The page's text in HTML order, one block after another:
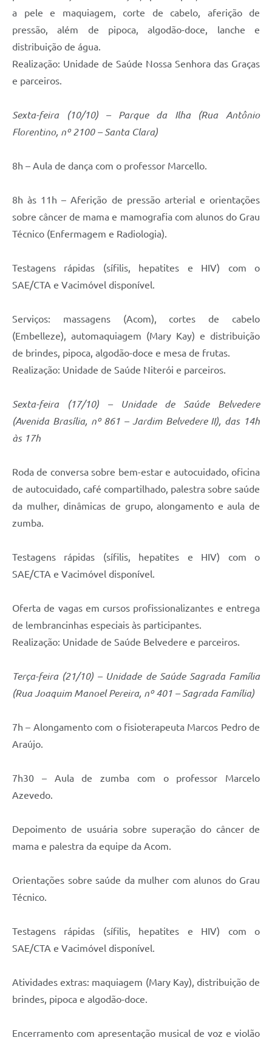
a pele e maquiagem, corte de cabelo, aferição de
pressão, além de pipoca, algodão-doce, lanche e
distribuição de água.
Realização: Unidade de Saúde Nossa Senhora das Graças
e parceiros.
Sexta-feira (10/10) – Parque da Ilha (Rua Antônio
Florentino, nº 2100 – Santa Clara)
8h – Aula de dança com o professor Marcello.
8h às 11h – Aferição de pressão arterial e orientações
sobre câncer de mama e mamografia com alunos do Grau
Técnico (Enfermagem e Radiologia).
Testagens rápidas (sífilis, hepatites e HIV) com o
SAE/CTA e Vacimóvel disponível.
Serviços: massagens (Acom), cortes de cabelo
(Embelleze), automaquiagem (Mary Kay) e distribuição
de brindes, pipoca, algodão-doce e mesa de frutas.
Realização: Unidade de Saúde Niterói e parceiros.
Sexta-feira (17/10) – Unidade de Saúde Belvedere
(Avenida Brasília, nº 861 – Jardim Belvedere II), das 14h
às 17h
Roda de conversa sobre bem-estar e autocuidado, oficina
de autocuidado, café compartilhado, palestra sobre saúde
da mulher, dinâmicas de grupo, alongamento e aula de
zumba.
Testagens rápidas (sífilis, hepatites e HIV) com o
SAE/CTA e Vacimóvel disponível.
Oferta de vagas em cursos profissionalizantes e entrega
de lembrancinhas especiais às participantes.
Realização: Unidade de Saúde Belvedere e parceiros.
Terça-feira (21/10) – Unidade de Saúde Sagrada Família
(Rua Joaquim Manoel Pereira, nº 401 – Sagrada Família)
7h – Alongamento com o fisioterapeuta Marcos Pedro de
Araújo.
7h30 – Aula de zumba com o professor Marcelo
Azevedo.
Depoimento de usuária sobre superação do câncer de
mama e palestra da equipe da Acom.
Orientações sobre saúde da mulher com alunos do Grau
Técnico.
Testagens rápidas (sífilis, hepatites e HIV) com o
SAE/CTA e Vacimóvel disponível.
Atividades extras: maquiagem (Mary Kay), distribuição de
brindes, pipoca e algodão-doce.
Encerramento com apresentação musical de voz e violão